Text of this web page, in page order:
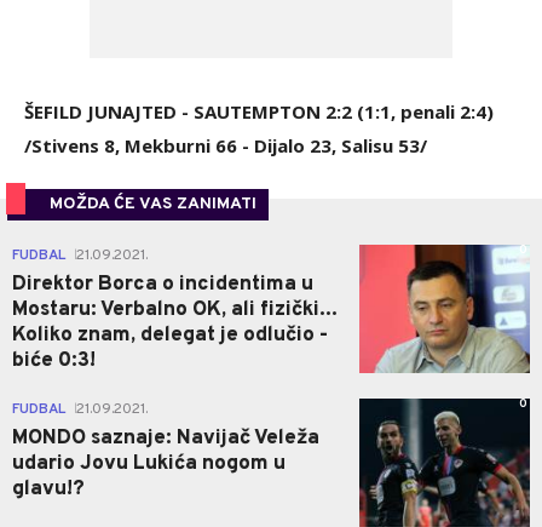
ŠEFILD JUNAJTED - SAUTEMPTON 2:2 (1:1, penali 2:4)
/Stivens 8, Mekburni 66 - Dijalo 23, Salisu 53/
MOŽDA ĆE VAS ZANIMATI
FUDBAL 21.09.2021.
Direktor Borca o incidentima u
Mostaru: Verbalno OK, ali fizički...
Koliko znam, delegat je odlučio -
biće 0:3!
0
FUDBAL 21.09.2021.
MONDO saznaje: Navijač Veleža
udario Jovu Lukića nogom u
glavu!?
0